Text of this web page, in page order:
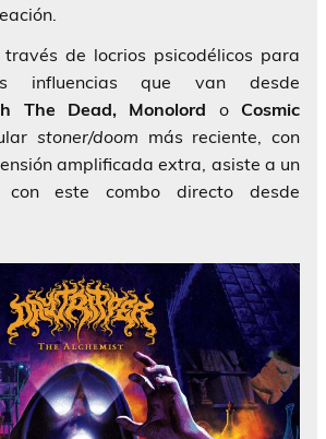
de locrios psicodélicos para
influencias que van desde
The Dead, Monolord oCosmic
stoner/doom más reciente, con
amplificada extra, asiste a un
con este combo directo desde